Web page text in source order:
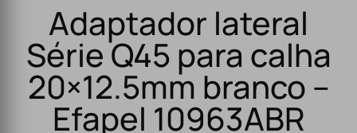
Adaptador lateral
Série Q45 para calha
20×12.5mm branco –
Efapel 10963ABR